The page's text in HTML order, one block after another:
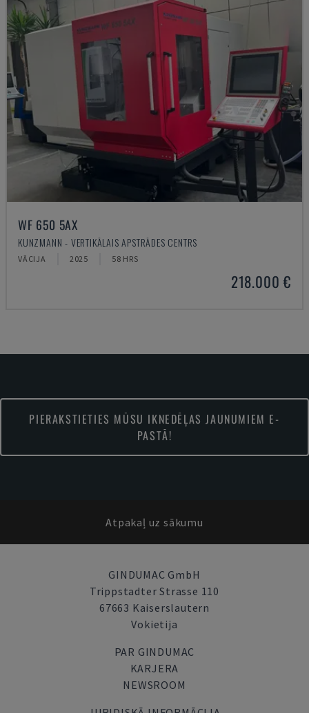
WF 650 5AX
KUNZMANN - VERTIKĀLAIS APSTRĀDES CENTRS
VĀCIJA 2025 58 HRS
218.000 €
PIERAKSTIETIES MŪSU IKNEDĒĻAS JAUNUMIEM E-
PASTĀ!
Atpakaļ uz sākumu
GINDUMAC GmbH
Trippstadter Strasse 110
67663 Kaiserslautern
Vokietija
PAR GINDUMAC
KARJERA
NEWSROOM